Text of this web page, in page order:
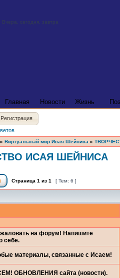
Главная Новости Жизнь
Регистрация
» Виртуальный мир Исая Шейниса »
ИСАЯ ШЕЙНИСА
Страница 1 из 1 [ Тем: 6 ]
на форум! Напишите
себе.
материалы, связанные с Исаем!
ОБНОВЛЕНИЯ сайта (новости).